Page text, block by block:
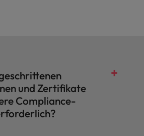
und Zertifikate
Compliance-